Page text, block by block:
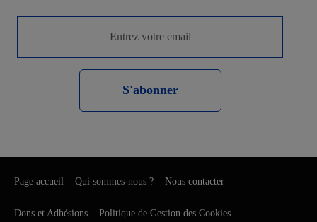
S'abonner
Page accueil Qui sommes-nous ? Nous contacter
Dons et Adhésions Politique de Gestion des Cookies